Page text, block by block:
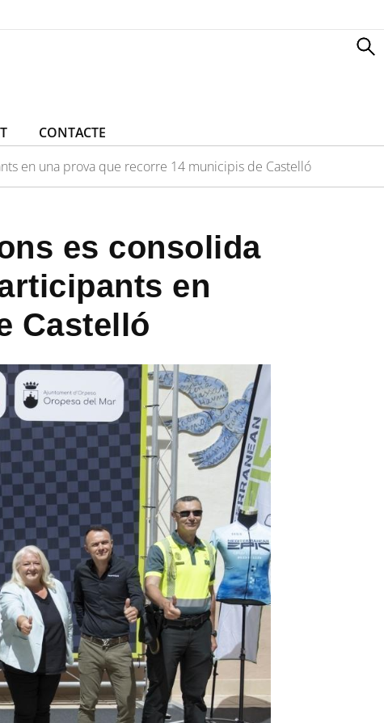
CONTACTE
en una prova que recorre 14 municipis de Castelló
es consolida
en
Castelló